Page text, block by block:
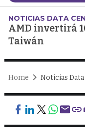
NOTICIAS DATA
AMD invertirá
Taiwán
Home Noticias